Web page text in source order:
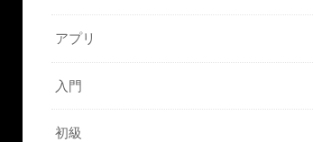
アプリ
入門
初級